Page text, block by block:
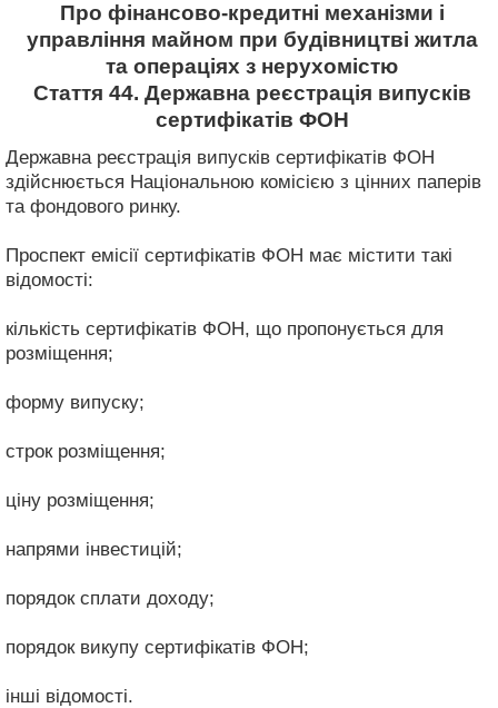
Про фінансово-кредитні механізми і
управління майном при будівництві житла
та операціях з нерухомістю
Стаття 44. Державна реєстрація випусків
сертифікатів ФОН
Державна реєстрація випусків сертифікатів ФОН
здійснюється Національною комісією з цінних паперів
та фондового ринку.
Проспект емісії сертифікатів ФОН має містити такі
відомості:
кількість сертифікатів ФОН, що пропонується для
розміщення;
форму випуску;
строк розміщення;
ціну розміщення;
напрями інвестицій;
порядок сплати доходу;
порядок викупу сертифікатів ФОН;
інші відомості.